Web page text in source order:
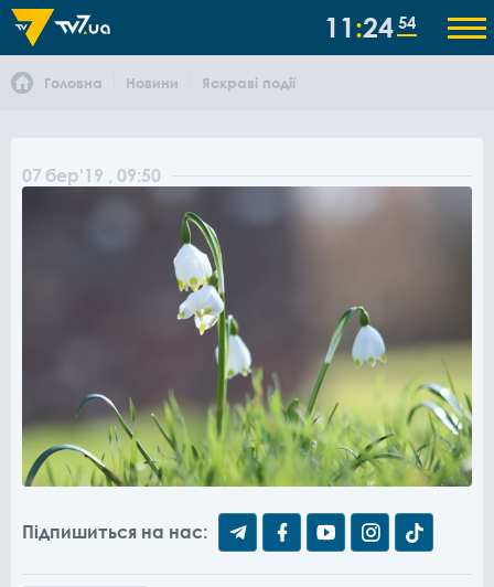
11 24 54
Головна Новини Яскраві події
07 бер'19 , 09:50
Підпишиться на нас: